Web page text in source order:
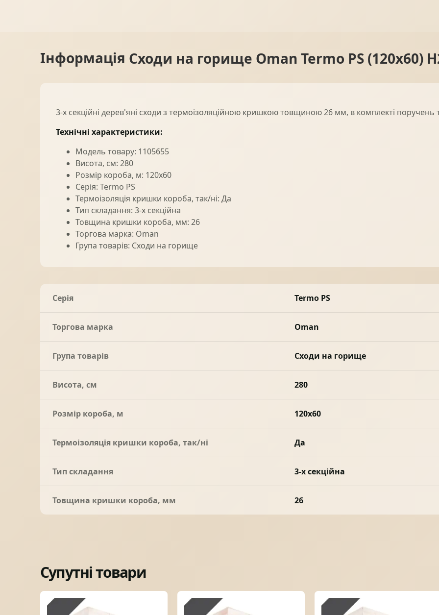
Інформація Сходи на горище Oman Termo PS (120x60)
3-х секційні дерев'яні сходи з термоізоляційною кришкою товщиною 26 мм, в комплекті поручень
Технічні характеристики:
Модель товару: 1105655
Висота, см: 280
Розмір короба, м: 120x60
Серія: Termo PS
Термоізоляція кришки короба, так/ні: Да
Тип складання: 3-х секційна
Товщина кришки короба, мм: 26
Торгова марка: Oman
Група товарів: Сходи на горище
Серія Termo PS
Торгова марка Oman
Група товарів Сходи на горище
Висота, см 280
Розмір короба, м 120x60
Термоізоляція кришки короба, так/ні Да
Тип складання 3-х секційна
Товщина кришки короба, мм 26
Супутні товари